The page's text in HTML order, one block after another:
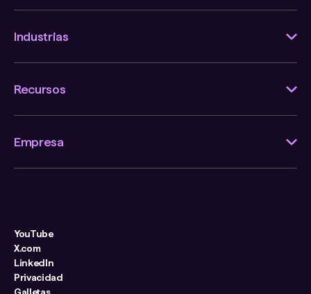
Industrias
Recursos
Empresa
YouTube
X.com
LinkedIn
Privacidad